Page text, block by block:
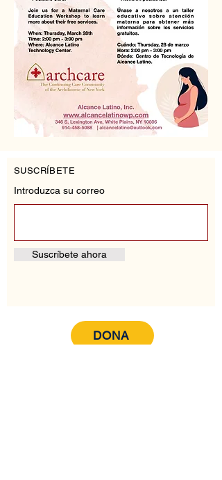
SUSCRÍBETE
Introduzca su correo
Suscríbete ahora
DONA